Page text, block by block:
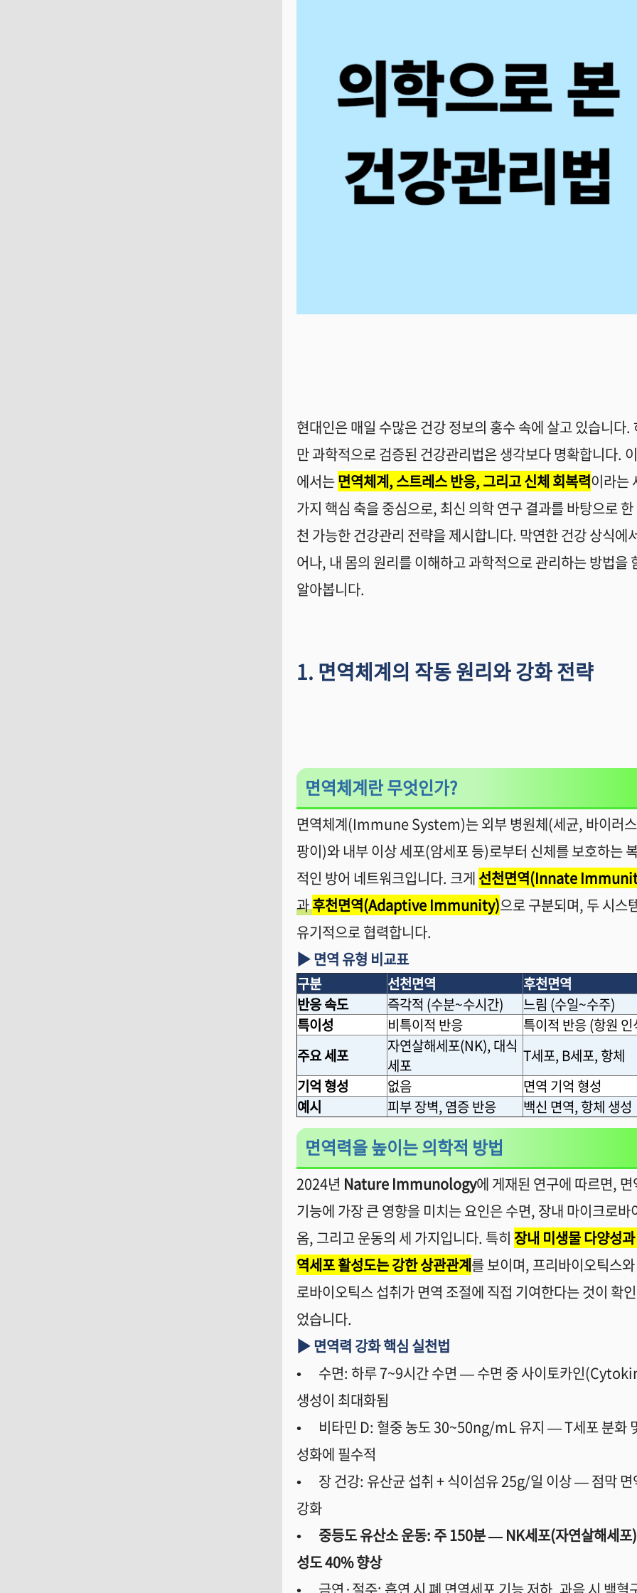
현대인은 매일 수많은 건강 정보의 홍수 속에 살고 있습니다.
만 과학적으로 검증된 건강관리법은 생각보다 명확합니다.
에서는면역체계,스트레스 반응,그리고 신체 회복력이라는
가지 핵심 축을 중심으로, 최신 의학 연구 결과를 바탕으로 한
천 가능한 건강관리 전략을 제시합니다. 막연한 건강 상식에
어나, 내 몸의 원리를 이해하고 과학적으로 관리하는 방법을
알아봅니다.
1. 면역체계의 작동 원리와 강화 전략
면역체계란 무엇인가?
면역체계(Immune System)는 외부 병원체(세균, 바이러스
팡이)와 내부 이상 세포(암세포 등)로부터 신체를 보호하는
적인 방어 네트워크입니다. 크게 선천면역(Innate
과후천면역(Adaptive Immunity)으로 구분되며, 두 시스
유기적으로 협력합니다.
▶면역 유형 비교표
구분 선천면역
후천면역
반응 속도
즉각적 (수분~수시간) 느림 (수일~수주)
특이성
비특이적 반응 특이적 반응(항원 인
주요 세포
자연살해세포(NK),대식
세포
T세포, B세포,항체
기억 형성
없음
면역 기억 형성
예시
피부 장벽,염증 반응 백신 면역,항체 생성
면역력을 높이는 의학적 방법
2024년 Nature Immunology에 게재된 연구에 따르면, 면
기능에 가장 큰 영향을 미치는 요인은 수면, 장내 마이크로바
옴, 그리고 운동의 세 가지입니다. 특히 장내 미생물 다양성
역세포 활성도는 강한 상관관계를 보이며, 프리바이오틱스
로바이오틱스 섭취가 면역 조절에 직접 기여한다는 것이 확
었습니다.
▶면역력 강화 핵심 실천법
•
수면: 하루7~9시간 수면 —수면 중 사이토카인
생성이 최대화됨
•
비타민 D: 혈중 농도30~50ng/mL유지 — T세포 분화
성화에 필수적
•
장 건강: 유산균 섭취 +식이섬유25g/일 이상—점막 면
강화
•
중등도 유산소 운동: 주150분— NK세포(자연살해세포)
성도40%향상